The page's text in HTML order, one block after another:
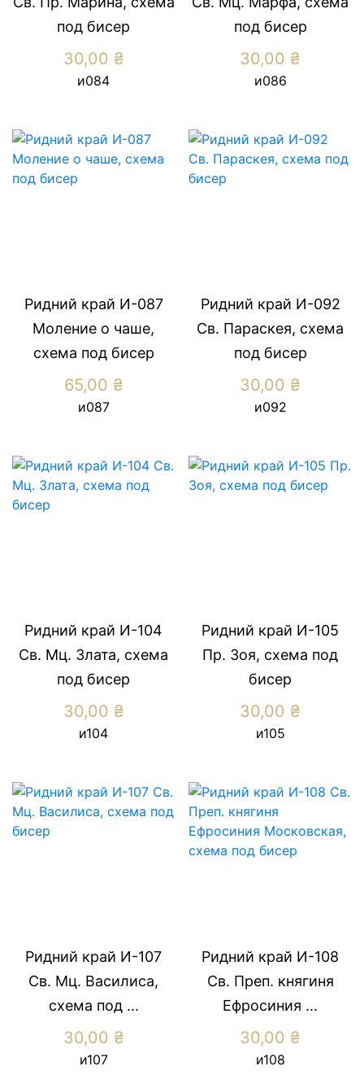
под бисер
30,00 ₴
и084
под бисер
30,00 ₴
и086
Ридний край И-087
Моление о чаше,
схема под бисер
65,00 ₴
и087
Ридний край И-092
Св. Параскея, схема
под бисер
30,00 ₴
и092
Ридний край И-104
Св. Мц. Злата, схема
под бисер
30,00 ₴
и104
Ридний край И-105
Пр. Зоя, схема под
бисер
30,00 ₴
и105
Ридний край И-107
Св. Мц. Василиса,
схема под ...
30,00 ₴
и107
Ридний край И-108
Св. Преп. княгиня
Ефросиния ...
30,00 ₴
и108